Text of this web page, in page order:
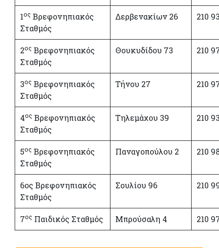
1ος Βρεφονηπιακός
Σταθμός
Δερβενακίων 26 210
2ος Βρεφονηπιακός
Σταθμός
Θουκυδίδου 73 210
3ος Βρεφονηπιακός
Σταθμός
Τήνου 27 210
4ος Βρεφονηπιακός
Σταθμός
Τηλεμάχου 39 210
5ος Βρεφονηπιακός
Σταθμός
Παναγοπούλου 2 210
6ος Βρεφονηπιακός
Σταθμός
Σουλίου 96 210
7ος Παιδικός Σταθμός Μπρούσαλη 4 210